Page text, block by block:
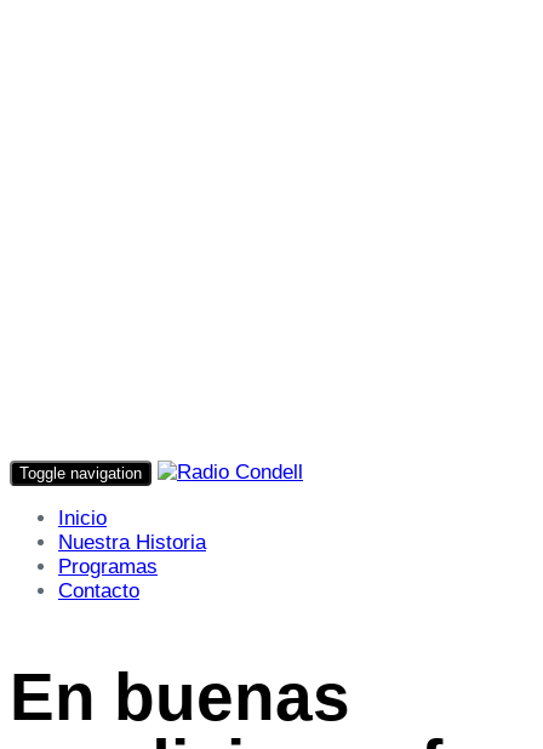
Toggle navigation
Inicio
Nuestra Historia
Programas
Contacto
En buenas